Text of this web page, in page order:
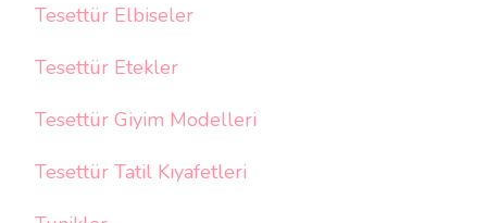
Tesettür Elbiseler
Tesettür Etekler
Tesettür Giyim Modelleri
Tesettür Tatil Kıyafetleri